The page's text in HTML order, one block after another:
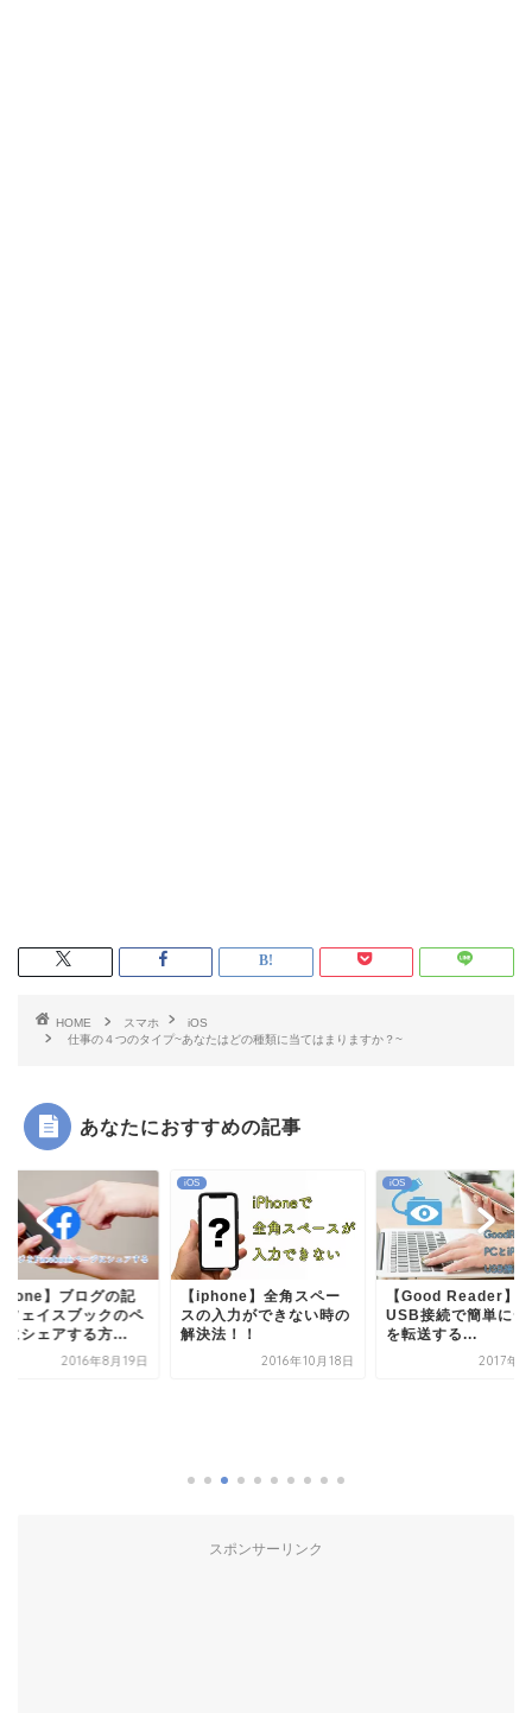
HOME スマホ
iOS
仕事の４つのタイプ~あなたはどの種類に当てはまりますか？~
あなたにおすすめの記事
】ブログの記
フェイスブックのペ
にシェアする方...
2016年8月19日
iOS
【iphone】全角スペー
スの入力ができない時の
解決法！！
2016年10月18日
iOS
【Good Reader】
USB接続で簡単にデ
を転送する...
2017年6
スポンサーリンク